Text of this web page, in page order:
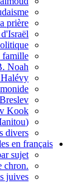
prière
famille
Noah
Kook
(Rav Askenazi (Manitou
divers
en français
sujet
.Articles par ordre chron
juives